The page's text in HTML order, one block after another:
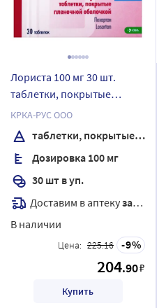
Лориста 100 мг 30 шт.
таблетки, покрытые
пленочной оболочкой
КРКА-РУС ООО
таблетки, покрытые пленочной оболочкой
Дозировка 100 мг
30 шт в уп.
Доставим в аптекузавтра
В наличии
Цена: 225.16 9
204.90₽
Купить